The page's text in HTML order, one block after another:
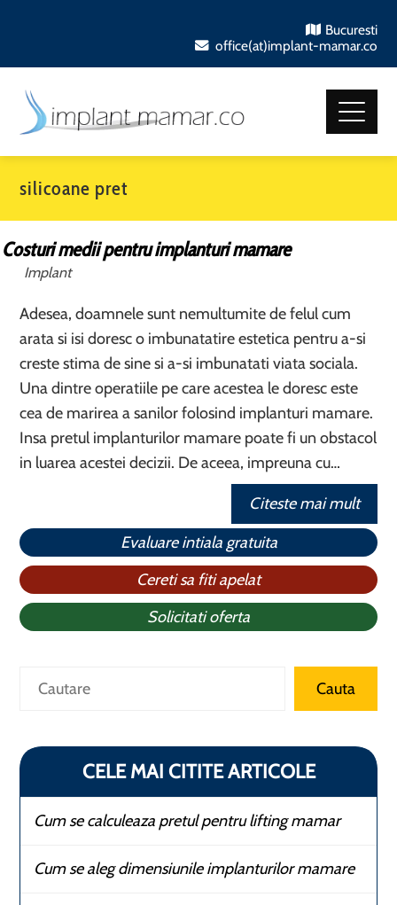
Bucuresti
office(at)implant-mamar.co
silicoane pret
Costuri medii pentru implanturi mamare
Implant
Adesea, doamnele sunt nemultumite de felul cum
arata si isi doresc o imbunatatire estetica pentru a-si
creste stima de sine si a-si imbunatati viata sociala.
Una dintre operatiile pe care acestea le doresc este
cea de marirea a sanilor folosind implanturi mamare.
Insa pretul implanturilor mamare poate fi un obstacol
in luarea acestei decizii. De aceea, impreuna cu…
Citeste mai mult
Evaluare intiala gratuita
Cereti sa fiti apelat
Solicitati oferta
Caută Cauta
CELE MAI CITITE ARTICOLE
Cum se calculeaza pretul pentru lifting mamar
Cum se aleg dimensiunile implanturilor mamare